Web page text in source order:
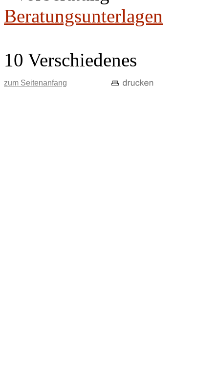
Beratungsunterlagen
10 Verschiedenes
zum Seitenanfang